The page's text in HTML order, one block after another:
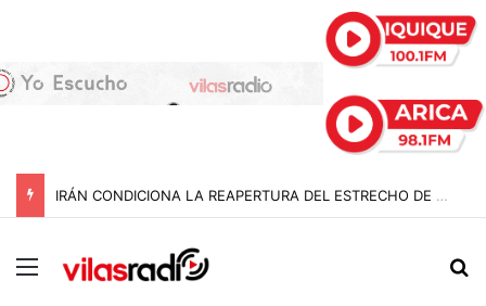
IRÁN CONDICIONA LA REAPERTURA DEL ESTRECHO DE ORMUZ Y EXIGE A ESTADOS UNIDOS EL FIN DEL BLOQUEO Y REPARACIONES DE GUERRA
Menú